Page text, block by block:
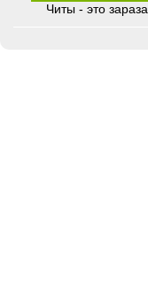
Читы - это зараза